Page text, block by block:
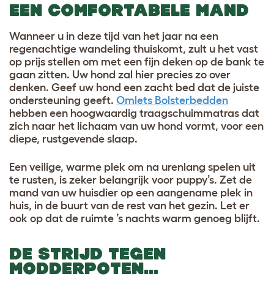
EEN COMFORTABELE MAND
Wanneer u in deze tijd van het jaar na een
regenachtige wandeling thuiskomt, zult u het vast
op prijs stellen om met een fijn deken op de bank te
gaan zitten. Uw hond zal hier precies zo over
denken. Geef uw hond een zacht bed dat de juiste
ondersteuning geeft. Omlets Bolsterbedden
hebben een hoogwaardig traagschuimmatras dat
zich naar het lichaam van uw hond vormt, voor een
diepe, rustgevende slaap.
Een veilige, warme plek om na urenlang spelen uit
te rusten, is zeker belangrijk voor puppy’s. Zet de
mand van uw huisdier op een aangename plek in
huis, in de buurt van de rest van het gezin. Let er
ook op dat de ruimte ’s nachts warm genoeg blijft.
DE STRIJD TEGEN
MODDERPOTEN…